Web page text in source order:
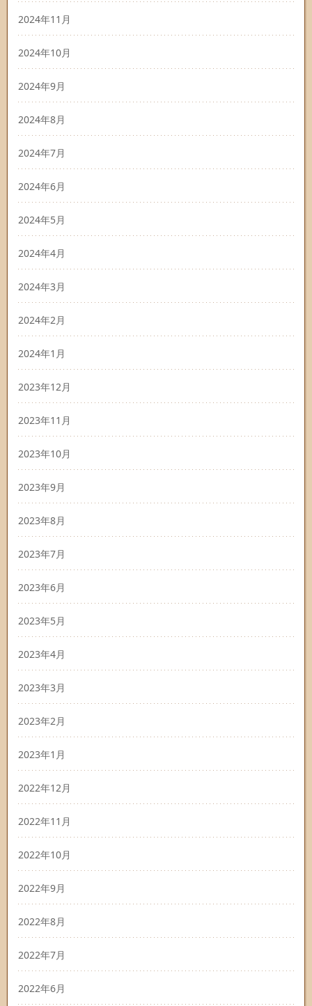
2024年11月
2024年10月
2024年9月
2024年8月
2024年7月
2024年6月
2024年5月
2024年4月
2024年3月
2024年2月
2024年1月
2023年12月
2023年11月
2023年10月
2023年9月
2023年8月
2023年7月
2023年6月
2023年5月
2023年4月
2023年3月
2023年2月
2023年1月
2022年12月
2022年11月
2022年10月
2022年9月
2022年8月
2022年7月
2022年6月